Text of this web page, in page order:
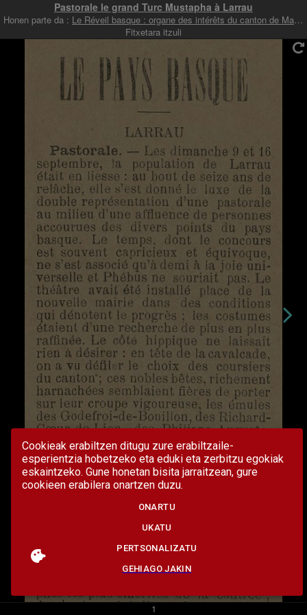
Cookieak erabiltzen ditugu zure erabiltzaile-
esperientzia hobetzeko eta eduki eta zerbitzu egokiak
eskaintzeko. Gune honetan bisita jarraitzean, gure
cookieen erabilera onartzen duzu.
ONARTU
UKATU
PERTSONALIZATU
GEHIAGO JAKIN